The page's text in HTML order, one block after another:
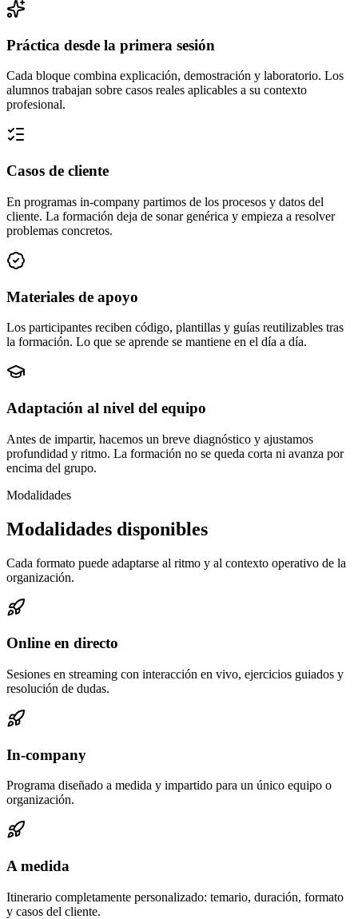
Práctica desde la primera sesión
Cada bloque combina explicación, demostración y laboratorio. Los
alumnos trabajan sobre casos reales aplicables a su contexto
profesional.
Casos de cliente
En programas in-company partimos de los procesos y datos del
cliente. La formación deja de sonar genérica y empieza a resolver
problemas concretos.
Materiales de apoyo
Los participantes reciben código, plantillas y guías reutilizables tras
la formación. Lo que se aprende se mantiene en el día a día.
Adaptación al nivel del equipo
Antes de impartir, hacemos un breve diagnóstico y ajustamos
profundidad y ritmo. La formación no se queda corta ni avanza por
encima del grupo.
Modalidades
Modalidades disponibles
Cada formato puede adaptarse al ritmo y al contexto operativo de la
organización.
Online en directo
Sesiones en streaming con interacción en vivo, ejercicios guiados y
resolución de dudas.
In-company
Programa diseñado a medida y impartido para un único equipo o
organización.
A medida
Itinerario completamente personalizado: temario, duración, formato
y casos del cliente.